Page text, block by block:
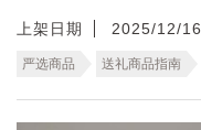
上架日期 2025/12/16
严选商品 送礼商品指南